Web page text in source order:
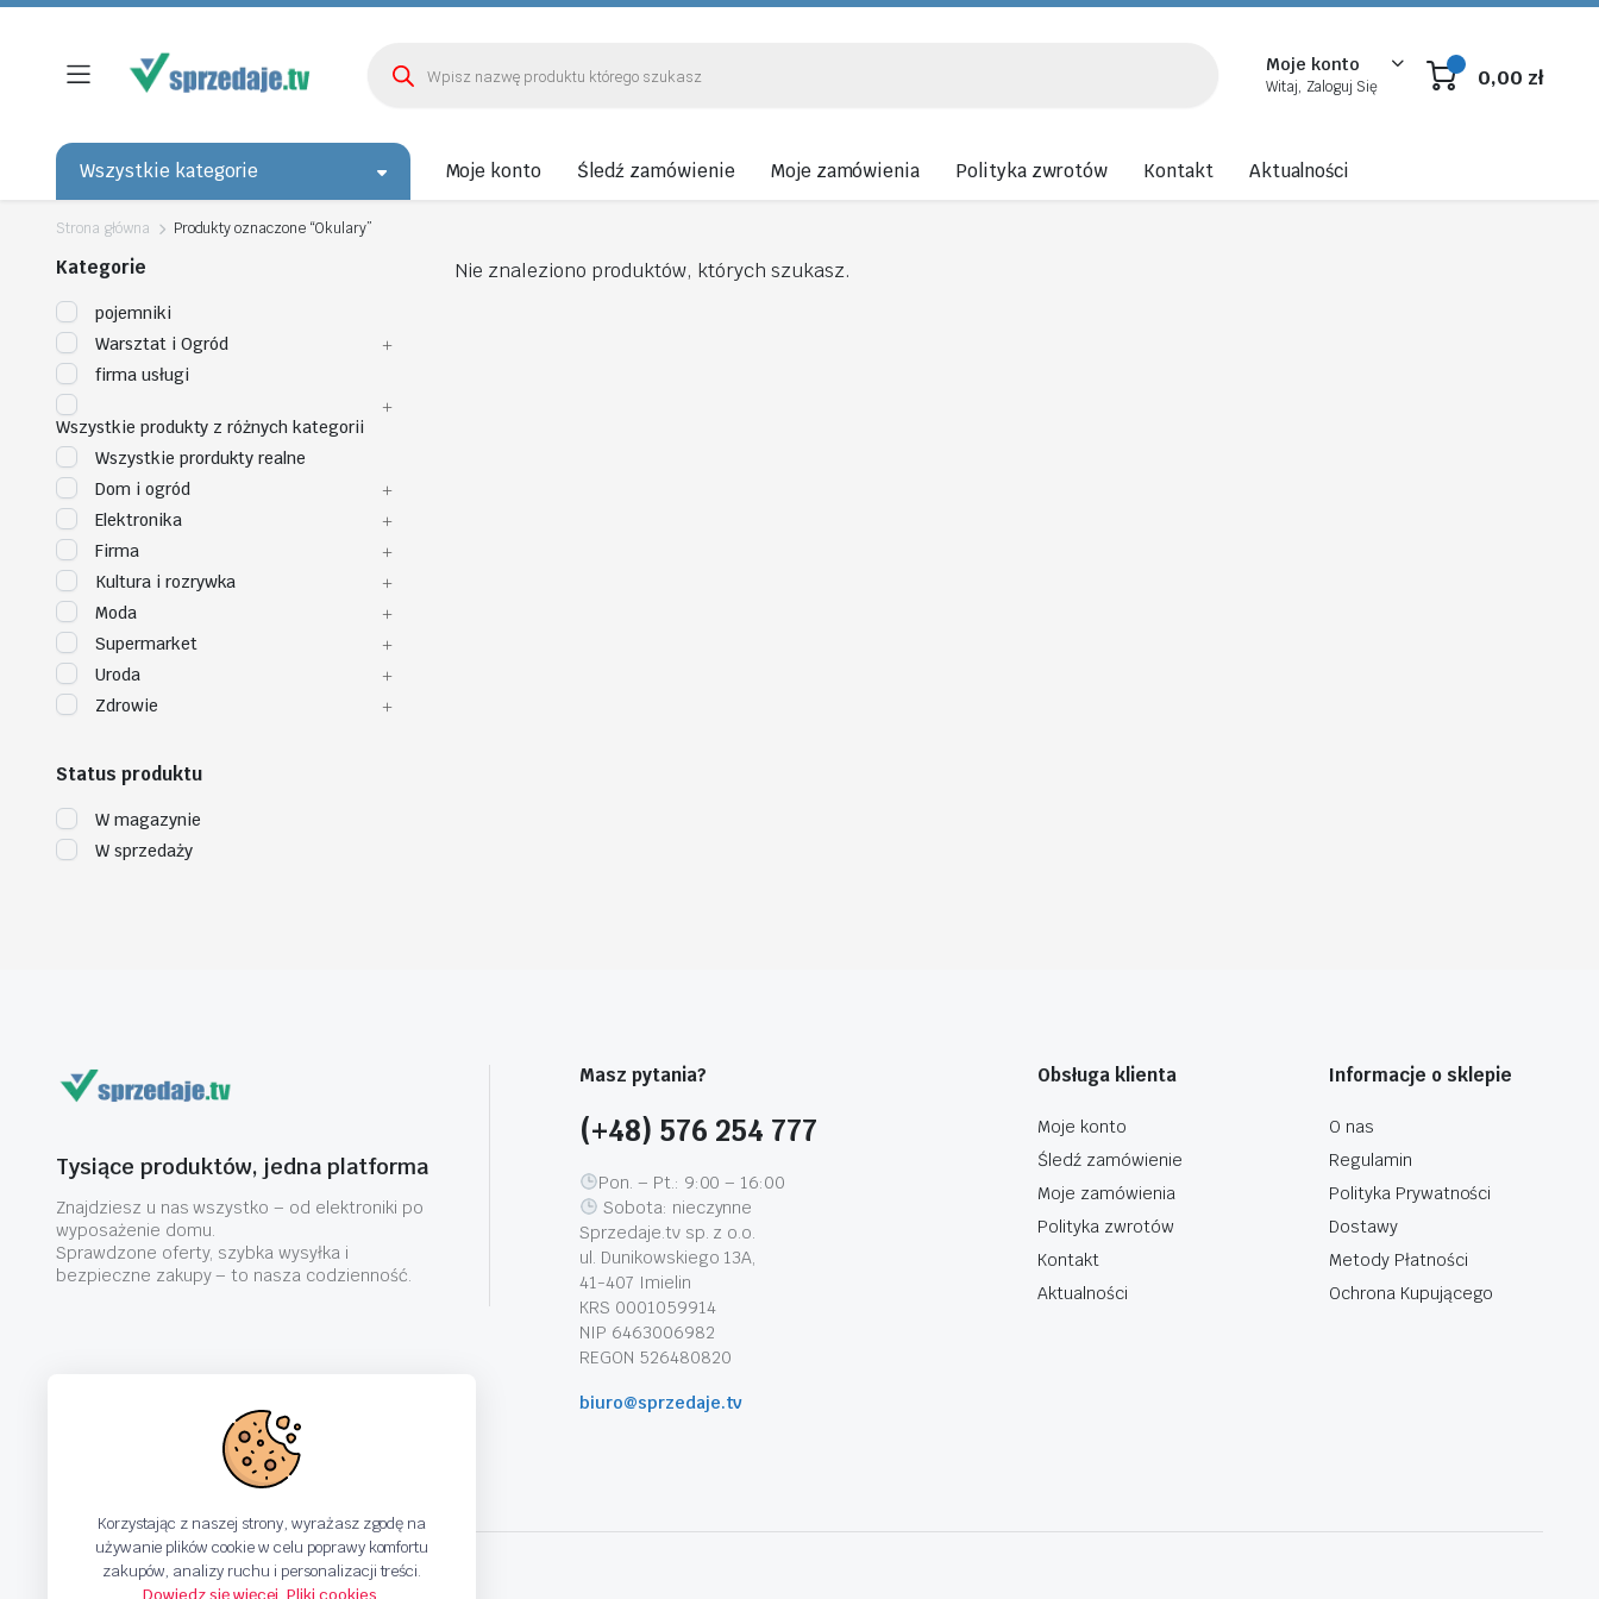
produktów
Moje konto
Witaj, Zaloguj Się 0,00 zł
Wszystkie kategorie Moje konto Śledź zamówienie Moje zamówienia Polityka zwrotów Kontakt Aktualności
Strona główna Produkty oznaczone “Okulary”
Nie znaleziono produktów, których szukasz.
Kategorie
pojemniki
Warsztat i Ogród
firma usługi
Wszystkie produkty z różnych kategorii
Wszystkie prordukty realne
Dom i ogród
Elektronika
Firma
Kultura i rozrywka
Moda
Supermarket
Uroda
Zdrowie
Status produktu
W magazynie
W sprzedaży
Tysiące produktów, jedna platforma
Znajdziesz u nas wszystko – od elektroniki po
wyposażenie domu.
Sprawdzone oferty, szybka wysyłka i
bezpieczne zakupy – to nasza codzienność.
Masz pytania?
(+48) 576 254 777
Pon. – Pt.: 9:00 – 16:00
Sobota: nieczynne
Sprzedaje.tv sp. z o.o.
ul. Dunikowskiego 13A,
41-407 Imielin
KRS 0001059914
NIP 6463006982
REGON 526480820
biuro@sprzedaje.tv
Obsługa klienta
Moje konto
Śledź zamówienie
Moje zamówienia
Polityka zwrotów
Kontakt
Aktualności
Informacje o sklepie
O nas
Regulamin
Polityka Prywatności
Dostawy
Metody Płatności
Ochrona Kupującego
Korzystając z naszej strony, wyrażasz zgodę na
używanie plików cookie w celu poprawy komfortu
zakupów, analizy ruchu i personalizacji treści.
Dowiedz się więcej ,Pliki cookies